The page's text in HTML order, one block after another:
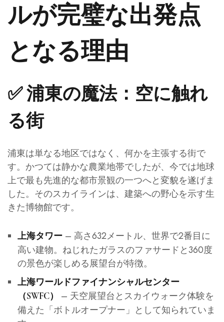
ルが完璧な出発点
となる理由
✅ 浦東の魔法：空に触れ
る街
浦東は単なる地区ではなく、何かを主張する街で
す。かつては静かな農業地帯でしたが、今では地球
上で最も先進的な都市景観の一つへと変貌を遂げま
した。そのスカイラインは、建築への野心を示す生
きた博物館です。
上海タワー– 高さ632メートル、世界で2番目に
高い建物。ねじれたガラスのファサードと360度
の景色が楽しめる展望台が特徴。
上海ワールドファイナンシャルセンター
（SWFC）
– 天空展望台とスカイウォーク体験を
備えた「ボトルオープナー」として知られていま